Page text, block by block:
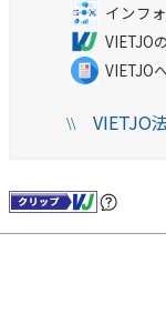
インフ
VIETJO
VIETJO
\\VIETJO